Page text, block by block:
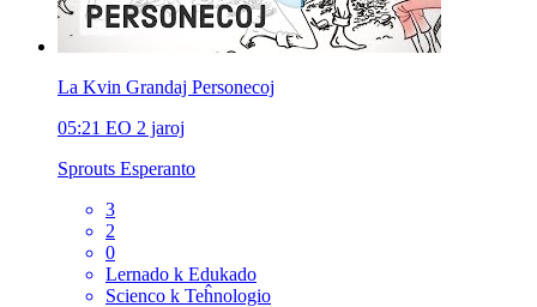
La Kvin Grandaj Personecoj
05:21 EO 2 jaroj
Sprouts Esperanto
3
2
0
Lernado k Edukado
Scienco k Teĥnologio